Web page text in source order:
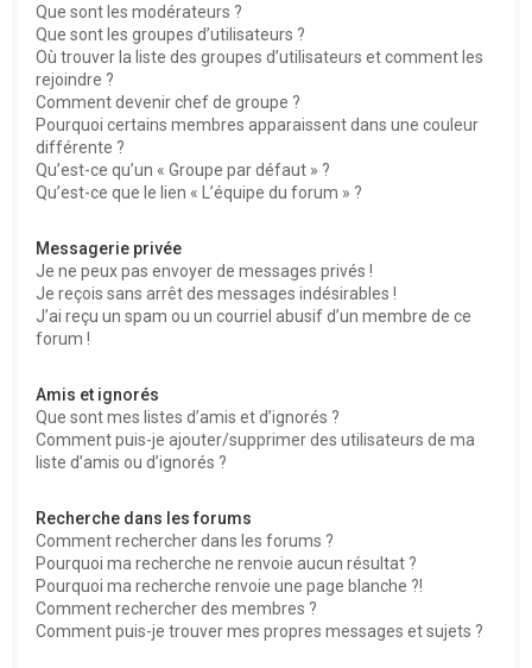
Que sont les modérateurs ?
Que sont les groupes d’utilisateurs ?
Où trouver la liste des groupes d’utilisateurs et comment les
rejoindre ?
Comment devenir chef de groupe ?
Pourquoi certains membres apparaissent dans une couleur
différente ?
Qu’est-ce qu’un « Groupe par défaut » ?
Qu’est-ce que le lien « L’équipe du forum » ?
Messagerie privée
Je ne peux pas envoyer de messages privés !
Je reçois sans arrêt des messages indésirables !
J’ai reçu un spam ou un courriel abusif d’un membre de ce
forum !
Amis et ignorés
Que sont mes listes d’amis et d’ignorés ?
Comment puis-je ajouter/supprimer des utilisateurs de ma
liste d’amis ou d’ignorés ?
Recherche dans les forums
Comment rechercher dans les forums ?
Pourquoi ma recherche ne renvoie aucun résultat ?
Pourquoi ma recherche renvoie une page blanche ?!
Comment rechercher des membres ?
Comment puis-je trouver mes propres messages et sujets ?